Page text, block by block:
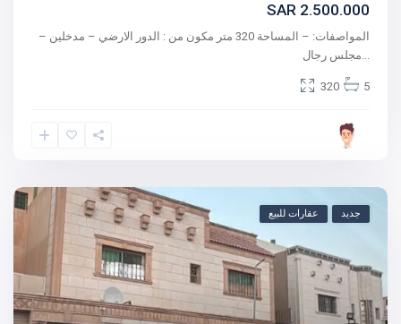
2.500.000 SAR
المواصفات: – المساحة 320 متر مكون من : الدور الارضي – مدخلين –
مجلس رجال...
5
320
عقارات للبيع جديد